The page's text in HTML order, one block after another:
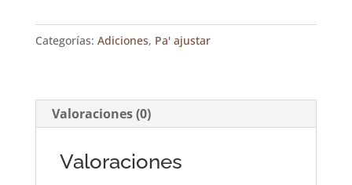
cantidad
Categorías: Adiciones, Pa' ajustar
Valoraciones (0)
Valoraciones